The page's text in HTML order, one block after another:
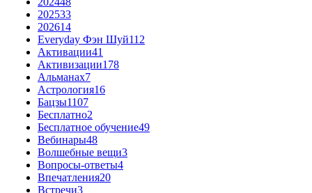
202533
202614
Everyday Фэн Шуй112
Активации41
Активизации178
Альманах7
Астрология16
Бацзы1107
Бесплатно2
Бесплатное обучение49
Вебинары48
Волшебные вещи3
Вопросы-ответы4
Впечатления20
Встречи3